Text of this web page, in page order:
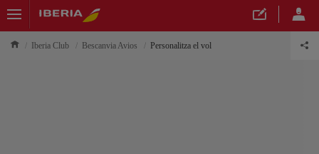
Iberia Club Bescanvia Avios Personalitza el vol